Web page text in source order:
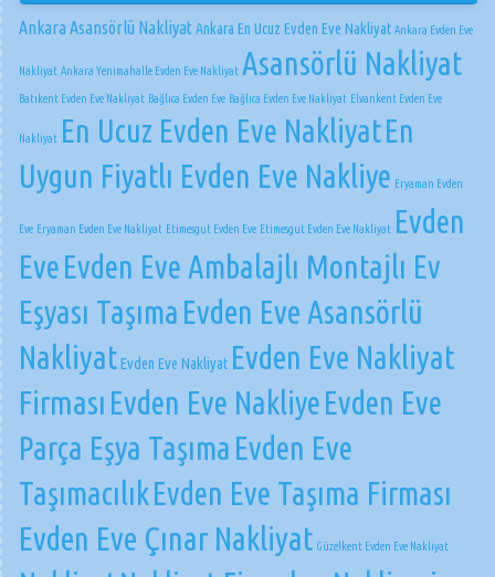
Ankara Asansörlü NakliyatAnkara En Ucuz Evden Eve Nakliyat Ankara Evden Eve
Nakliyat Ankara Yenimahalle Evden Eve Nakliyat Asansörlü Nakliyat
Batıkent Evden Eve Nakliyat Bağlıca Evden Eve Bağlıca Evden Eve Nakliyat Elvankent Evden Eve
Nakliyat En Ucuz Evden Eve NakliyatEn
Uygun Fiyatlı Evden Eve Nakliye Eryaman Evden
Eve Eryaman Evden Eve Nakliyat Etimesgut Evden Eve Etimesgut Evden Eve Nakliyat Evden
EveEvden Eve Ambalajlı Montajlı Ev
Eşyası Taşıma Evden Eve Asansörlü
NakliyatEvden Eve Nakliyat Evden Eve Nakliyat
Firması Evden Eve NakliyeEvden Eve
Parça Eşya Taşıma Evden Eve
TaşımacılıkEvden Eve Taşıma Firması
Evden Eve Çınar Nakliyat Güzelkent Evden Eve Nakliyat